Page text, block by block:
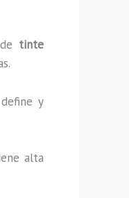
tinte
y
alta